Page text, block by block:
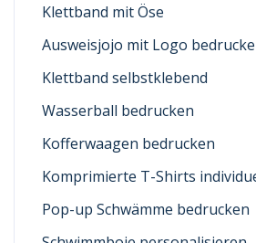
Klettband mit Öse
Ausweisjojo mit Logo
Klettband selbstklebend
Wasserball bedrucken
Kofferwaagen bedrucken
Komprimierte T-Shirts
Pop-up Schwämme bedrucken